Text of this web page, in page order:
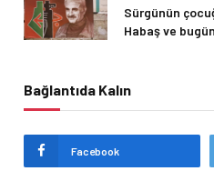
Sürgünün
Habaş ve
Bağlantıda Kalın
Facebook